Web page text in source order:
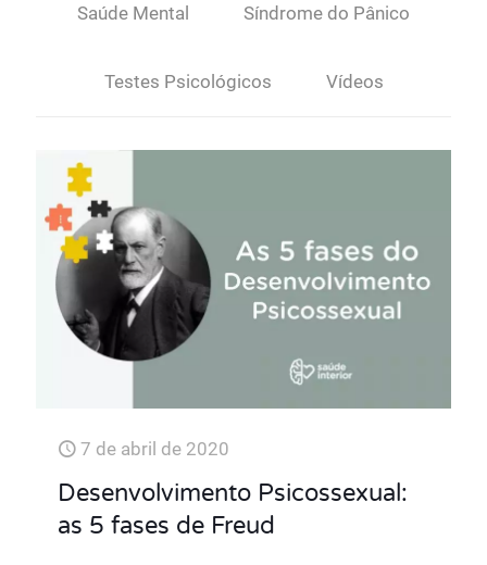
Saúde Mental Síndrome do Pânico
Testes Psicológicos Vídeos
7 de abril de 2020
Desenvolvimento Psicossexual:
as 5 fases de Freud